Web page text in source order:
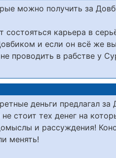
можно получить за
карьера в
и если он всё же
проводить в рабстве у
деньги предлагал
стоит тех денег на
и рассуждения!
менять!